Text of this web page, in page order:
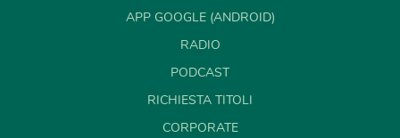
APP GOOGLE (ANDROID)
RADIO
PODCAST
RICHIESTA TITOLI
CORPORATE